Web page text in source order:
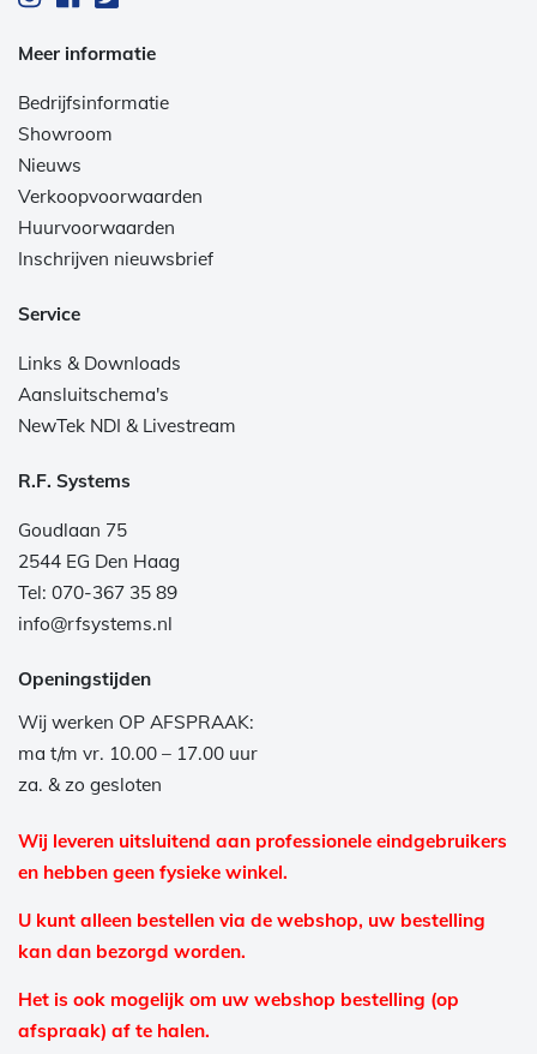
Meer informatie
Bedrijfsinformatie
Showroom
Nieuws
Verkoopvoorwaarden
Huurvoorwaarden
Inschrijven nieuwsbrief
Service
Links & Downloads
Aansluitschema's
NewTek NDI & Livestream
R.F. Systems
Goudlaan 75
2544 EG Den Haag
Tel: 070-367 35 89
info@rfsystems.nl
Openingstijden
Wij werken OP AFSPRAAK:
ma t/m vr. 10.00 – 17.00 uur
za. & zo gesloten
Wij leveren uitsluitend aan professionele eindgebruikers
en hebben geen fysieke winkel.
U kunt alleen bestellen via de webshop, uw bestelling
kan dan bezorgd worden.
Het is ook mogelijk om uw webshop bestelling (op
afspraak) af te halen.